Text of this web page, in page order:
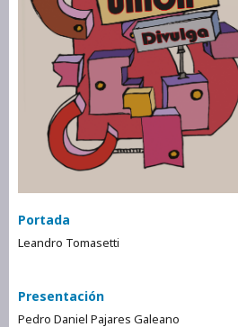
Portada
Leandro Tomasetti
Presentación
Pedro Daniel Pajares Galeano